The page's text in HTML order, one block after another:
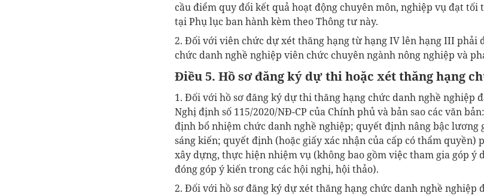
cầu điểm quy đổi kết quả hoạt động chuyên môn, nghiệp vụ đạt
tại Phụ lục ban hành kèm theo Thông tư này.
2. Đối với viên chức dự xét thăng hạng từ hạng IV lên hạng III phải
chức danh nghề nghiệp viên chức chuyên ngành nông nghiệp và
Điều 5. Hồ sơ đăng ký dự thi hoặc xét thăng hạng
1. Đối với hồ sơ đăng ký dự thi thăng hạng chức danh nghề nghiệp
Nghị định số 115/2020/NĐ-CP của Chính phủ và bản sao các văn
định bổ nhiệm chức danh nghề nghiệp; quyết định nâng bậc lương
sáng kiến; quyết định (hoặc giấy xác nhận của cấp có thẩm quyền)
xây dựng, thực hiện nhiệm vụ (không bao gồm việc tham gia góp ý
đóng góp ý kiến trong các hội nghị, hội thảo).
2. Đối với hồ sơ đăng ký dự xét thăng hạng chức danh nghề nghiệp